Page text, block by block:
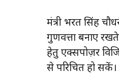
मंत्री भरत सिंह
गुणवत्ता बनाए रखते
हेतु एक्सपोज़र
से परिचित हो सकें।